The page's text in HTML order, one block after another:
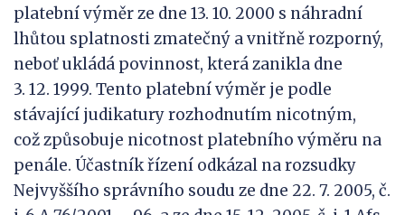
platební výměr ze dne 13. 10. 2000 s náhradní
lhůtou splatnosti zmatečný a vnitřně rozporný,
neboť ukládá povinnost, která zanikla dne
3. 12. 1999. Tento platební výměr je podle
stávající judikatury rozhodnutím nicotným,
což způsobuje nicotnost platebního výměru na
penále. Účastník řízení odkázal na rozsudky
Nejvyššího správního soudu ze dne 22. 7. 2005, č.